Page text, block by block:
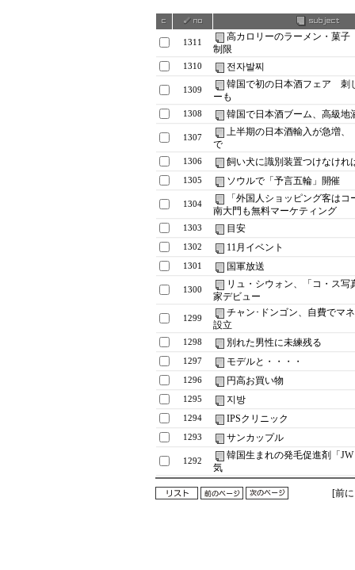
1311
高カロリーのラーメン・菓
制限
1310 전자발찌
1309
韓国で初の日本酒フェア 刺
ーも
1308 韓国で日本酒ブーム、高級地
1307
上半期の日本酒輸入が急増、
で
1306 飼い犬に識別装置つけなけれ
1305 ソウルで「予言五輪」開催
1304
「外国人ショッピング客は
南大門も無料マーケティング
1303 目安
1302 11月イベント
1301 国軍放送
1300
リュ・シウォン、「コ・ス写
家デビュー
1299
チャン･ドンゴン、自費でマ
設立
1298 別れた男性に未練残る
1297 モデルと・・・・
1296 円高お買い物
1295 지방
1294 IPSクリニック
1293 サンカップル
1292
韓国生まれの発毛促進剤「
気
[前